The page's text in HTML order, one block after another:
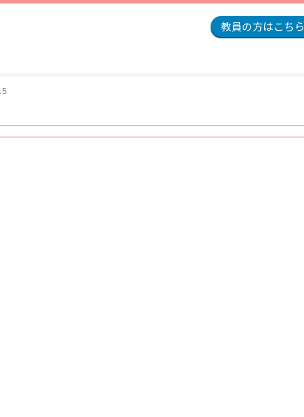
教員の方はこちら